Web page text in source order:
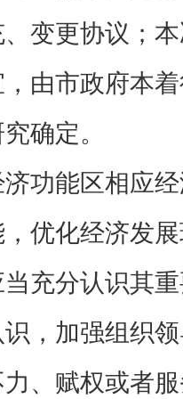
变更协议；
由市政府本
确定。
能区相应经
优化经济发
充分认识其
，加强组织
、赋权或者